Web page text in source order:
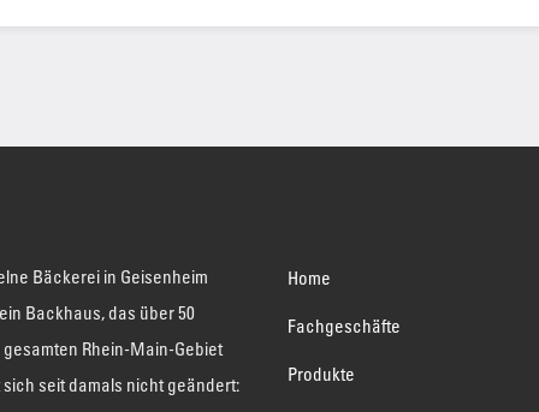
Bäckerei in Geisenheim
Backhaus, das über 50
Rhein-Main-Gebiet
seit damals nicht geändert:
Home
Fachgeschäfte
Produkte